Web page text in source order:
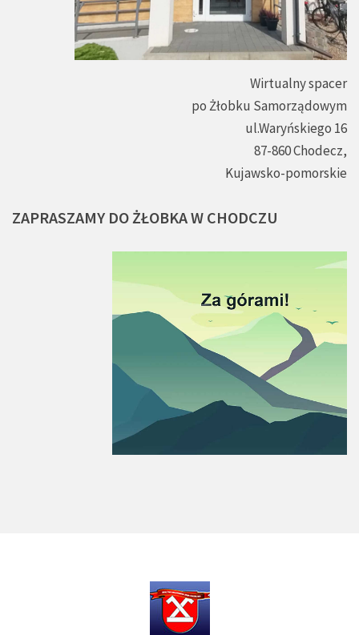
Wirtualny spacer
po Żłobku Samorządowym
ul.Waryńskiego 16
87-860 Chodecz,
Kujawsko-pomorskie
ZAPRASZAMY DO ŻŁOBKAW CHODCZU